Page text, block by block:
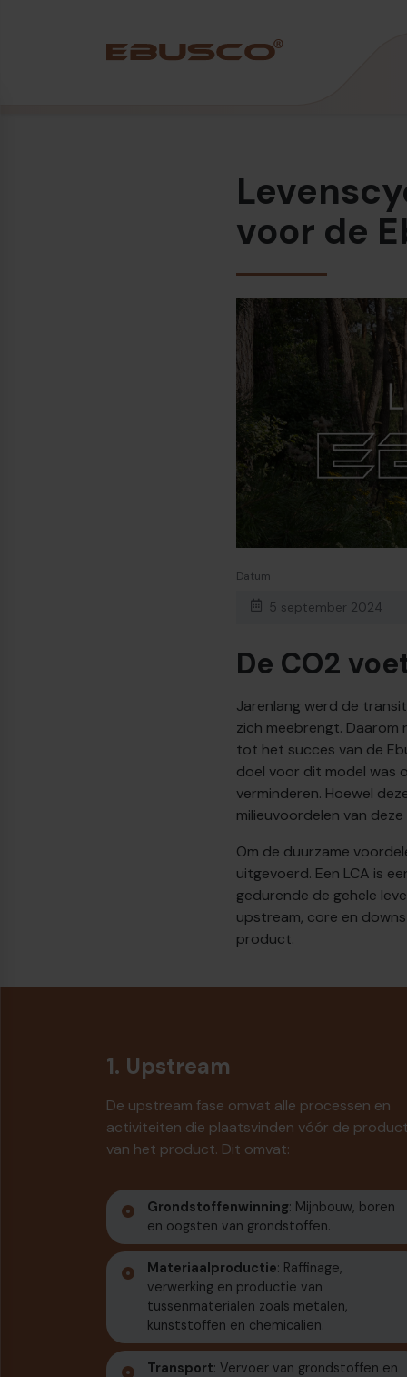
voor de
Datum
5 september 2024
De CO2
Jarenlang werd de
zich meebrengt.
tot het succes van de
doel voor dit model was
verminderen. Hoewel
milieuvoordelen van
Om de duurzame
uitgevoerd. Een LCA is
gedurende de gehele
upstream, core en
product.
1. Upstream
De upstream fase omvat alle processen en
activiteiten die plaatsvinden vóór de
van het product. Dit omvat:
Grondstoffenwinning: Mijnbouw, boren
en oogsten van grondstoffen.
Materiaalproductie: Raffinage,
verwerking en productie van
tussenmaterialen zoals metalen,
kunststoffen en chemicaliën.
Transport: Vervoer van grondstoffen en